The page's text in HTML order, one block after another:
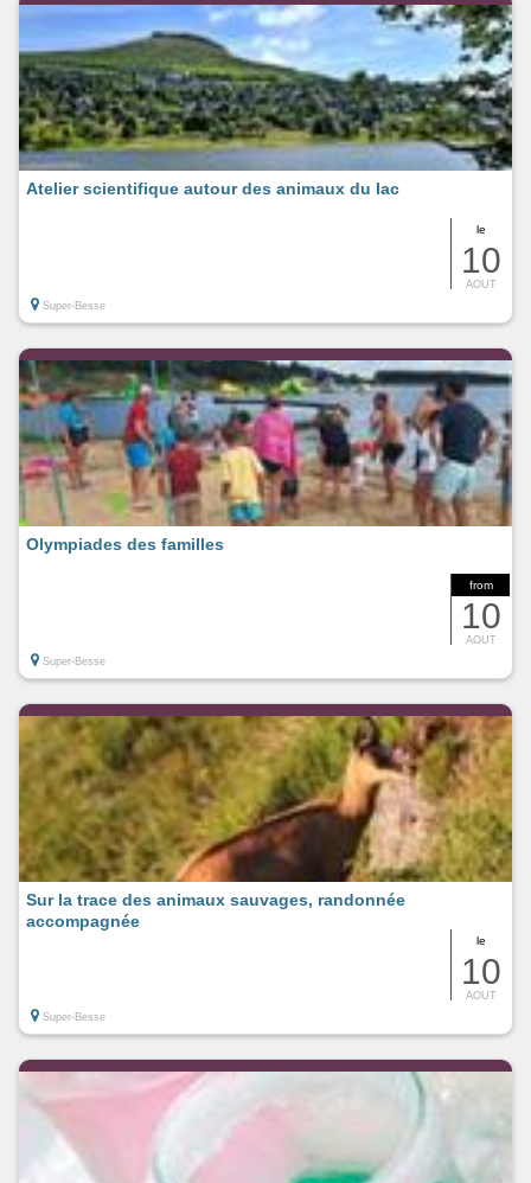
le
10
AOUT
Atelier scientifique autour des animaux du lac
Super-Besse
from
10
AOUT
Olympiades des familles
Super-Besse
le
10
AOUT
Sur la trace des animaux sauvages, randonnée
accompagnée
Super-Besse